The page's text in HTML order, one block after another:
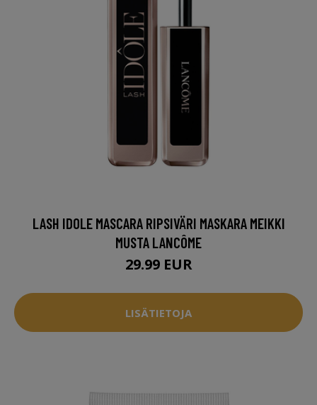
LASH IDOLE MASCARA RIPSIVÄRI MASKARA MEIKKI
MUSTA LANCÔME
29.99 EUR
LISÄTIETOJA